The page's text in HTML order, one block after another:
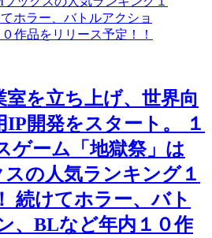
室を立ち上げ、世界向
IP開発をスタート。 １
ゲーム「地獄祭」は
の人気ランキング１
続けてホラー、バト
、BLなど年内１０作